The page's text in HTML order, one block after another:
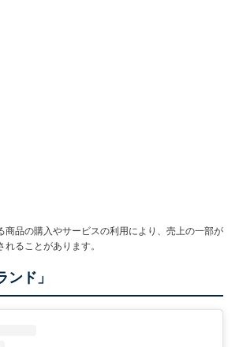
品の購入やサービスの利用により、売上の一部が
ることがあります。
ンド」